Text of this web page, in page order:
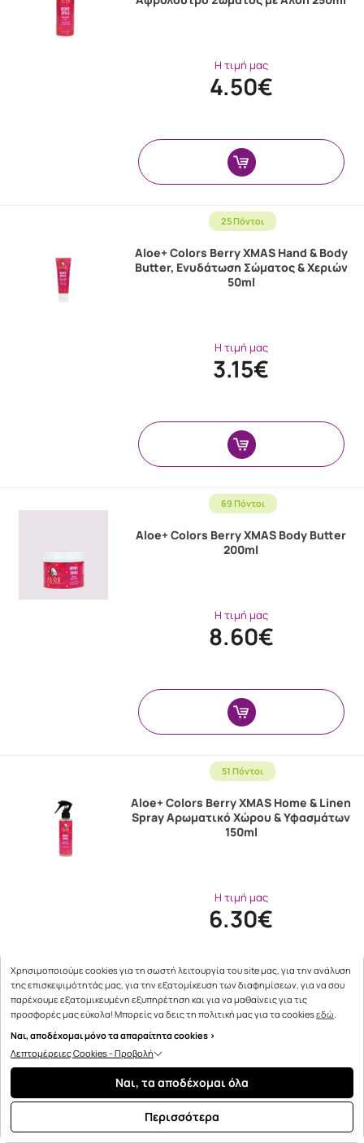
Η τιμή μας
4.50€
25 Πόντοι
Aloe+ Colors Berry XMAS Hand & Body
Butter, Ενυδάτωση Σώματος & Χεριών
50ml
Η τιμή μας
3.15€
69 Πόντοι
Aloe+ Colors Berry XMAS Body Butter
200ml
Η τιμή μας
8.60€
51 Πόντοι
Aloe+ Colors Berry XMAS Home & Linen
Spray Αρωματικό Χώρου & Υφασμάτων
150ml
Η τιμή μας
6.30€
Aloe+ Colors Car Perfume XMAS Ho Ho
Ho! Χριστουγεννιάτικο Αρωματικό
Αυτοκινήτου 30ml
Χρησιμοποιούμε cookies για τη σωστή λειτουργία του site μας, για την ανάλυση
της επισκεψιμότητάς μας, για την εξατομίκευση των διαφημίσεων, για να σου
παρέχουμε εξατομικευμένη εξυπηρέτηση και για να μαθαίνεις για τις
προσφορές μας εύκολα! Μπορείς να δεις τη πολιτική μας για τα cookiesεδώ.
Ναι, αποδέχομαι μόνο τα απαραίτητα cookies >
Λεπτομέρειες Cookies - Προβολή
Ναι, τα αποδέχομαι όλα
Περισσότερα